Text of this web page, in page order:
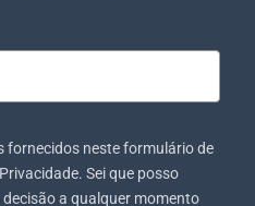
fornecidos neste formulário de
Sei que posso
a qualquer momento